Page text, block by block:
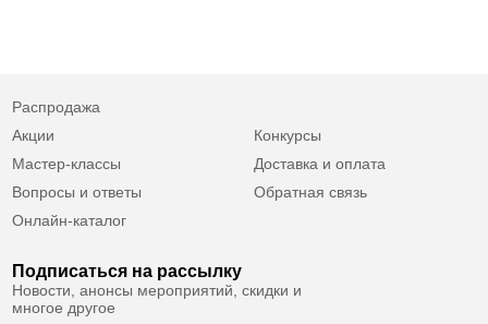
Подписаться на рассылку
Новости, анонсы мероприятий, скидки и
многое другое
Распродажа
Акции
Мастер-классы
Вопросы и ответы
Онлайн-каталог
Конкурсы
Доставка и оплата
Обратная связь